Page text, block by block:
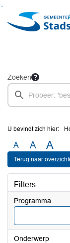
Ga naar de inhoud van
Ga naar het zoeken
Ga naar het menu
Zoeken
U bevindt zich hier:
A A A
Terug naar
Filters
Programma
Onderwerp